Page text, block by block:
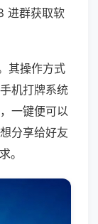
进群获取软
其操作方式
机打牌系统
一键便可以
分享给好友
。